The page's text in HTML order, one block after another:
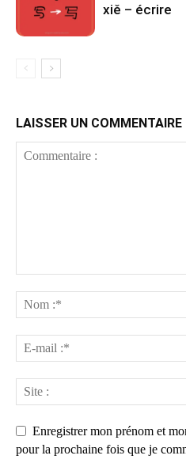
xiě – écrire
LAISSER UN COMMENTAIRE
Enregistrer mon prénom et
pour la prochaine fois que je